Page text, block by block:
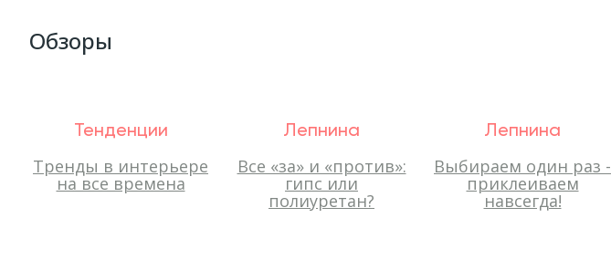
Обзоры
Тенденции
Тренды в интерьере
на все времена
Лепнина
Все «за» и «против»:
гипс или
полиуретан?
Лепнина
Выбираем один раз -
приклеиваем
навсегда!